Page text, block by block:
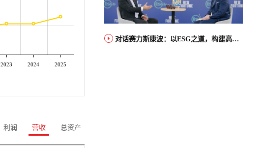
2023 2024 2025
利润 营收 总资产
对话赛力斯康波：以ESG之道，构建高端智能汽车品牌全球竞争力